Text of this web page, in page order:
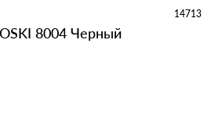
14713
8004 Черный